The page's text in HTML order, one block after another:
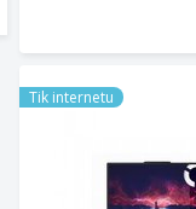
LENOVO LEGION
Tik internetu